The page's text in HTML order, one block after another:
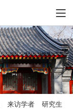
来访学者 研究生